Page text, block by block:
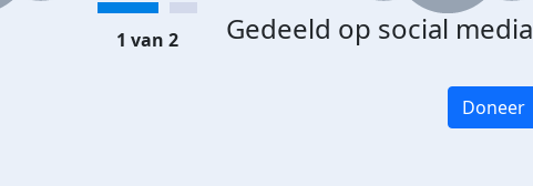
Gedeeld op social media
1 van 2
Doneer